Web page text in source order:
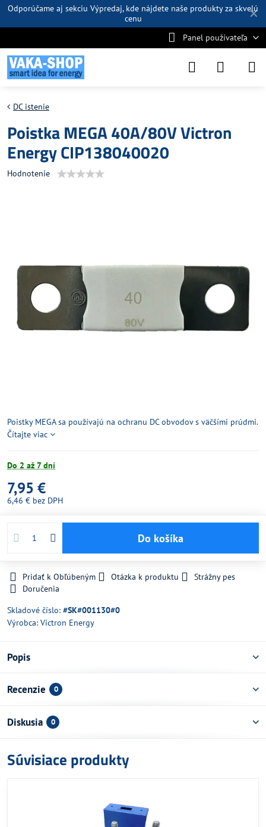
✕
Odporúčame aj sekciu Výpredaj, kde nájdete naše produkty za skvelú
cenu
Panel používateľa
DC istenie
Poistka MEGA 40A/80V Victron
Energy CIP138040020
Hodnotenie
Poistky MEGA sa používajú na ochranu DC obvodov s väčšími prúdmi.
Čítajte viac
Do 2 až 7 dní
7,95 €
6,46 € bez DPH
Do košíka
Pridať k Obľúbeným Otázka k produktu
Strážny pes
Doručenia
Skladové číslo: #SK#001130#0
Výrobca: Victron Energy
Popis
Recenzie 0
Diskusia 0
Súvisiace produkty